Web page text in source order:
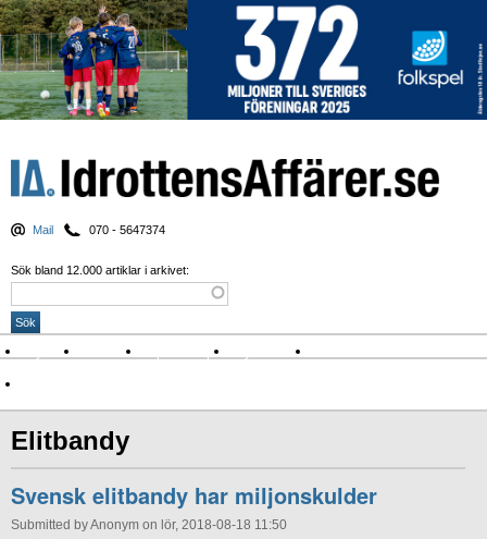
Mail 070 - 5647374
Sök bland 12.000 artiklar i arkivet:
Nyheter Krönikor Sport & spel Nyhetsbrev
Elitbandy
Svensk elitbandy har miljonskulder
Submitted by Anonym on lör, 2018-08-18 11:50